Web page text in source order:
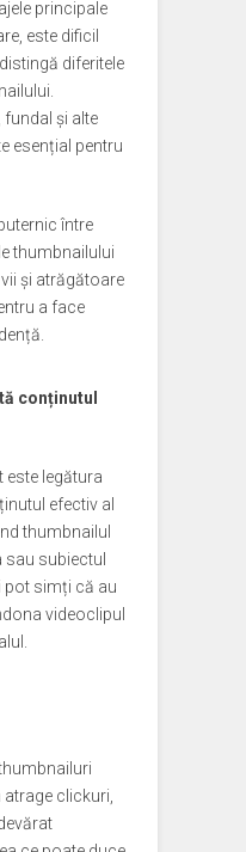
principale
este dificil
diferitele
fundal și alte
esențial pentru
între
thumbnailului
și atrăgătoare
a face
conținutul
este legătura
efectiv al
thumbnailul
subiectul
pot simți că au
videoclipul
clickuri,